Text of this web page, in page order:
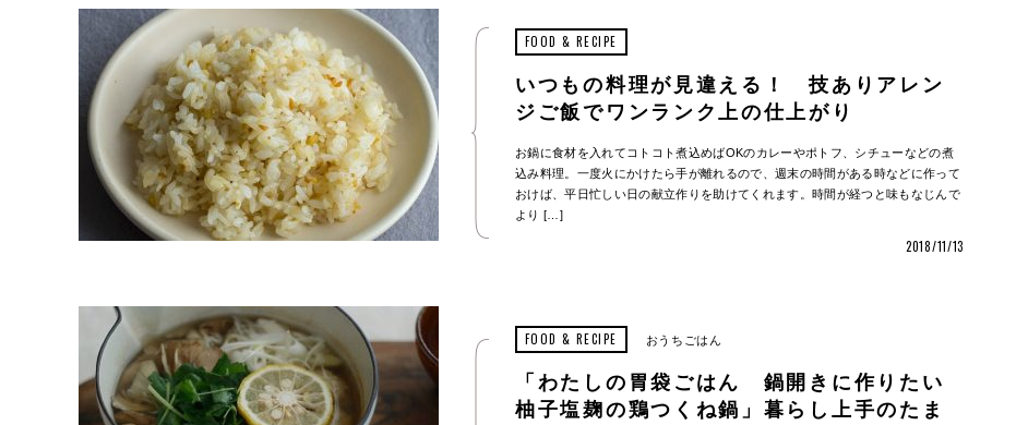
FOOD & RECIPE
いつもの料理が見違える！ 技ありアレン
ジご飯でワンランク上の仕上がり
お鍋に食材を入れてコトコト煮込めばOKのカレーやポトフ、シチューなどの煮
込み料理。一度火にかけたら手が離れるので、週末の時間がある時などに作って
おけば、平日忙しい日の献立作りを助けてくれます。時間が経つと味もなじんで
より […]
2018/11/13
FOOD & RECIPE おうちごはん
「わたしの胃袋ごはん 鍋開きに作りたい
柚子塩麹の鶏つくね鍋」暮らし上手のたま